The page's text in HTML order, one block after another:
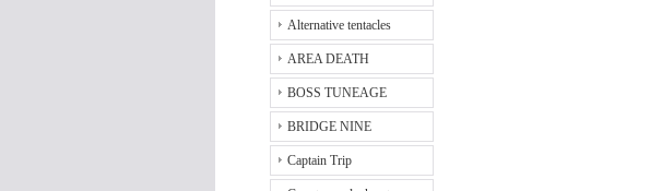
Alternative tentacles
AREA DEATH
BOSS TUNEAGE
BRIDGE NINE
Captain Trip